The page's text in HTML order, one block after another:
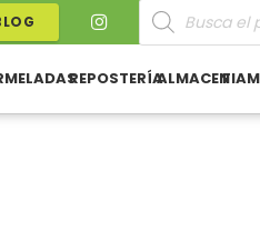
Búsqueda
de
productos
REPOSTERÍAALMACEN